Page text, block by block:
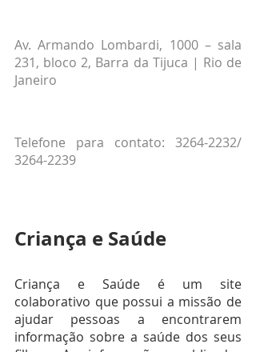
Av. Armando Lombardi, 1000 – sala
231, bloco 2, Barra da Tijuca | Rio de
Janeiro
Telefone para contato: 3264-2232/
3264-2239
Criança e Saúde
Criança e Saúde é um site
colaborativo que possui a missão de
ajudar pessoas a encontrarem
informação sobre a saúde dos seus